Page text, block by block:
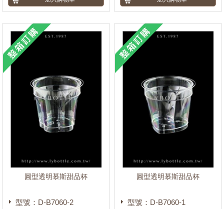
圓型透明慕斯甜品杯
型號：D-B7060-2
圓型透明慕斯甜品杯
型號：D-B7060-1